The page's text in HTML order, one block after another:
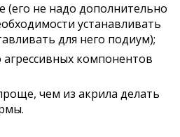
(его не надо дополнительно
устанавливать
для него подиум);
компонентов
чем из акрила делать